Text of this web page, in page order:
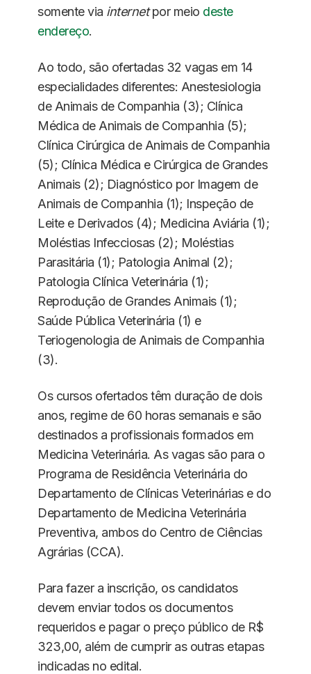
somente via internetpor meio deste
endereço.
Ao todo, são ofertadas 32 vagas em 14
especialidades diferentes: Anestesiologia
de Animais de Companhia (3); Clínica
Médica de Animais de Companhia (5);
Clínica Cirúrgica de Animais de Companhia
(5); Clínica Médica e Cirúrgica de Grandes
Animais (2); Diagnóstico por Imagem de
Animais de Companhia (1); Inspeção de
Leite e Derivados (4); Medicina Aviária (1);
Moléstias Infecciosas (2); Moléstias
Parasitária (1); Patologia Animal (2);
Patologia Clínica Veterinária (1);
Reprodução de Grandes Animais (1);
Saúde Pública Veterinária (1) e
Teriogenologia de Animais de Companhia
(3).
Os cursos ofertados têm duração de dois
anos, regime de 60 horas semanais e são
destinados a profissionais formados em
Medicina Veterinária. As vagas são para o
Programa de Residência Veterinária do
Departamento de Clínicas Veterinárias e do
Departamento de Medicina Veterinária
Preventiva, ambos do Centro de Ciências
Agrárias (CCA).
Para fazer a inscrição, os candidatos
devem enviar todos os documentos
requeridos e pagar o preço público de R$
323,00, além de cumprir as outras etapas
indicadas no edital.